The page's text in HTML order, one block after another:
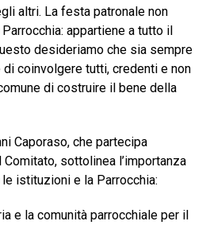
altri. La festa patronale non
appartiene a tutto il
desideriamo che sia sempre
coinvolgere tutti, credenti e non
di costruire il bene della
Caporaso, che partecipa
sottolinea l’importanza
istituzioni e la Parrocchia:
e la comunità parrocchiale per il